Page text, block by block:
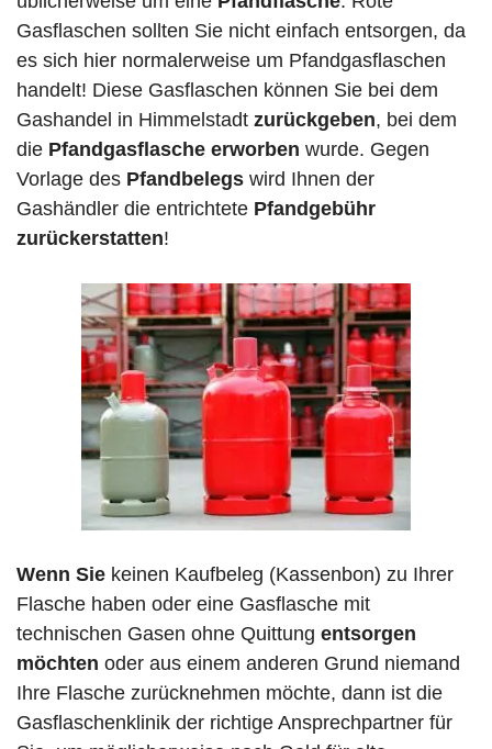
Gasflaschen sollten Sie nicht einfach entsorgen, da
es sich hier normalerweise um Pfandgasflaschen
handelt! Diese Gasflaschen können Sie bei dem
Gashandel in Himmelstadt zurückgeben, bei dem
die Pfandgasflasche erworben wurde. Gegen
Vorlage des Pfandbelegs wird Ihnen der
Gashändler die entrichtete Pfandgebühr
zurückerstatten!
Wenn Sie keinen Kaufbeleg (Kassenbon) zu Ihrer
Flasche haben oder eine Gasflasche mit
technischen Gasen ohne Quittung entsorgen
möchten oder aus einem anderen Grund niemand
Ihre Flasche zurücknehmen möchte, dann ist die
Gasflaschenklinik der richtige Ansprechpartner für